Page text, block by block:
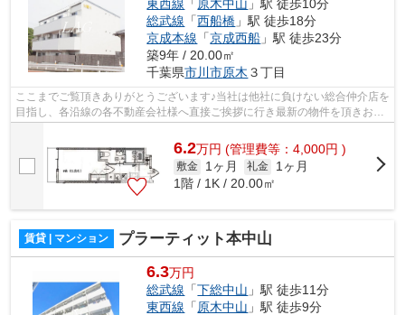
東西線 「 原木中山 」駅 徒歩10分
総武線 「西船橋 」駅 徒歩18分
京成本線 「京成西船 」駅 徒歩23分
築9年 / 20.00㎡
千葉県市川市原木 ３丁目
ここまでご覧頂きありがとうございます♪当社は他社に負けない総合仲介店を
目指し、各沿線の各不動産会社様へ直接ご挨拶に行き最新の物件を頂きお客
様へ提供しております！最新の情報は...
6.2万円 (管理費等：4,000円 )
敷金 1ヶ月 礼金
1ヶ月
1階 / 1K / 20.00㎡
賃貸 | マンション プラーティット本中山
6.3万円
総武線 「下総中山 」駅 徒歩11分
東西線 「原木中山 」駅 徒歩9分